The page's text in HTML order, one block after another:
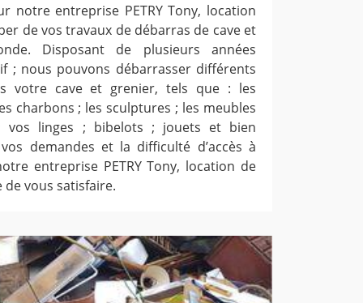
notre entreprise PETRY Tony, location
de vos travaux de débarras de cave et
Disposant de plusieurs années
; nous pouvons débarrasser différents
votre cave et grenier, tels que : les
charbons ; les sculptures ; les meubles
vos linges ; bibelots ; jouets et bien
demandes et la difficulté d’accès à
entreprise PETRY Tony, location de
de vous satisfaire.